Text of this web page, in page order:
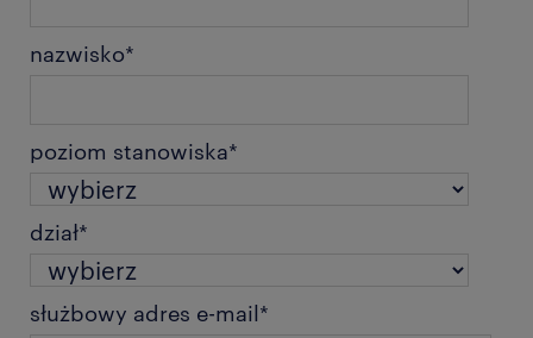
nazwisko*
poziom stanowiska*
dział*
służbowy adres e-mail*